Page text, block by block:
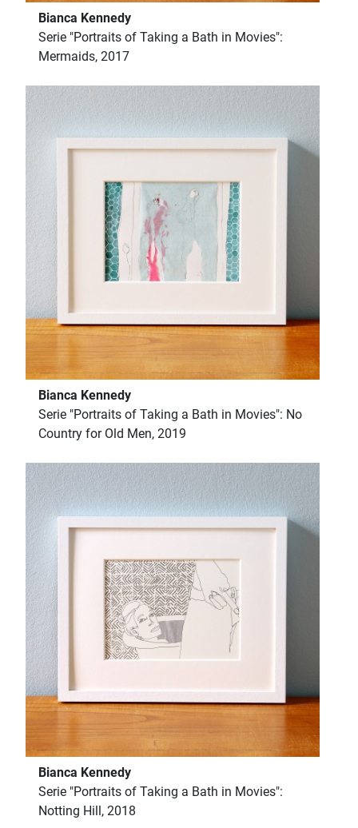
Bianca Kennedy
Serie "Portraits of Taking a Bath in Movies":
Mermaids, 2017
Bianca Kennedy
Serie "Portraits of Taking a Bath in Movies": No
Country for Old Men, 2019
Bianca Kennedy
Serie "Portraits of Taking a Bath in Movies":
Notting Hill, 2018